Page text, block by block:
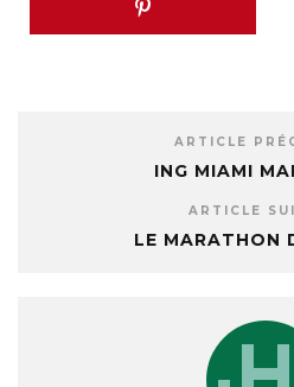
ARTICLE
ING MIAMI
ARTICLE
LE MARATHON